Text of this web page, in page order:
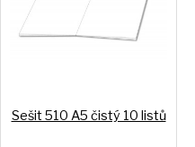
Sešit 510 A5 čistý 10 listů